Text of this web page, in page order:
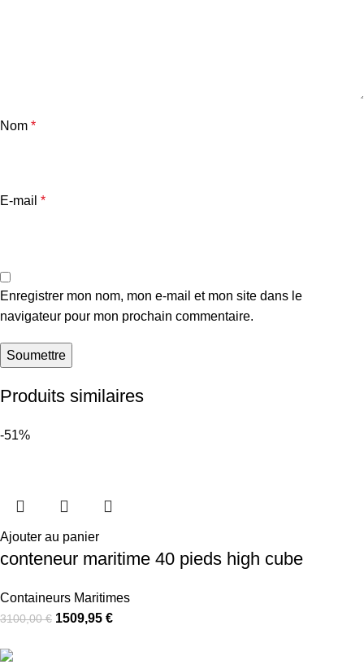
Nom *
E-mail *
Enregistrer mon nom, mon e-mail et mon site dans le
navigateur pour mon prochain commentaire.
Produits similaires
-51%
Ajouter au panier
conteneur maritime 40 pieds high cube
Containeurs Maritimes
3100,00€ 1509,95 €